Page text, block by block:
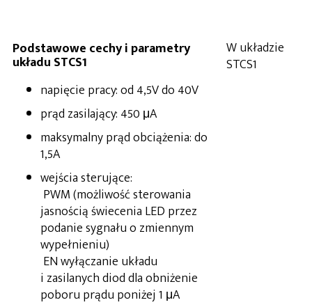
Podstawowe cechy i parametry
układu STCS1
napięcie pracy: od 4,5V do 40V
prąd zasilający: 450 μA
maksymalny prąd obciążenia: do
1,5A
wejścia sterujące:
PWM (możliwość sterowania
jasnością świecenia LED przez
podanie sygnału o zmiennym
wypełnieniu)
EN wyłączanie układu
i zasilanych diod dla obniżenie
poboru prądu poniżej 1 μA
W układzie
STCS1